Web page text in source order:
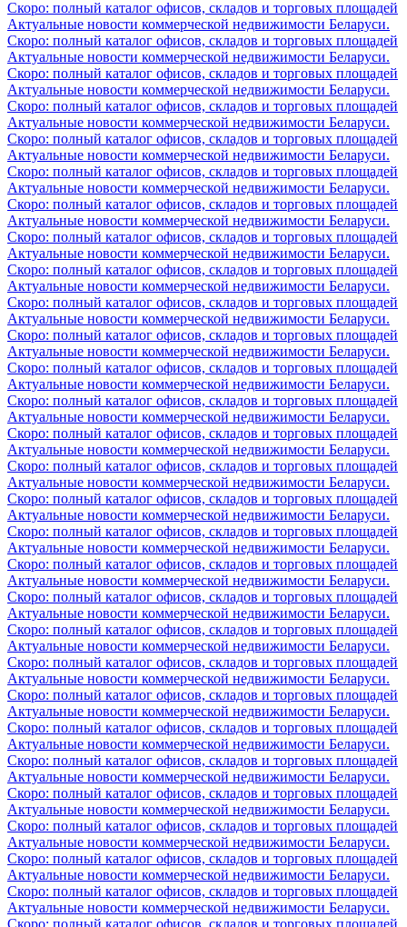
Скоро: полный каталог офисов, складов и торговых площадей
Актуальные новости коммерческой недвижимости Беларуси.
Скоро: полный каталог офисов, складов и торговых площадей
Актуальные новости коммерческой недвижимости Беларуси.
Скоро: полный каталог офисов, складов и торговых площадей
Актуальные новости коммерческой недвижимости Беларуси.
Скоро: полный каталог офисов, складов и торговых площадей
Актуальные новости коммерческой недвижимости Беларуси.
Скоро: полный каталог офисов, складов и торговых площадей
Актуальные новости коммерческой недвижимости Беларуси.
Скоро: полный каталог офисов, складов и торговых площадей
Актуальные новости коммерческой недвижимости Беларуси.
Скоро: полный каталог офисов, складов и торговых площадей
Актуальные новости коммерческой недвижимости Беларуси.
Скоро: полный каталог офисов, складов и торговых площадей
Актуальные новости коммерческой недвижимости Беларуси.
Скоро: полный каталог офисов, складов и торговых площадей
Актуальные новости коммерческой недвижимости Беларуси.
Скоро: полный каталог офисов, складов и торговых площадей
Актуальные новости коммерческой недвижимости Беларуси.
Скоро: полный каталог офисов, складов и торговых площадей
Актуальные новости коммерческой недвижимости Беларуси.
Скоро: полный каталог офисов, складов и торговых площадей
Актуальные новости коммерческой недвижимости Беларуси.
Скоро: полный каталог офисов, складов и торговых площадей
Актуальные новости коммерческой недвижимости Беларуси.
Скоро: полный каталог офисов, складов и торговых площадей
Актуальные новости коммерческой недвижимости Беларуси.
Скоро: полный каталог офисов, складов и торговых площадей
Актуальные новости коммерческой недвижимости Беларуси.
Скоро: полный каталог офисов, складов и торговых площадей
Актуальные новости коммерческой недвижимости Беларуси.
Скоро: полный каталог офисов, складов и торговых площадей
Актуальные новости коммерческой недвижимости Беларуси.
Скоро: полный каталог офисов, складов и торговых площадей
Актуальные новости коммерческой недвижимости Беларуси.
Скоро: полный каталог офисов, складов и торговых площадей
Актуальные новости коммерческой недвижимости Беларуси.
Скоро: полный каталог офисов, складов и торговых площадей
Актуальные новости коммерческой недвижимости Беларуси.
Скоро: полный каталог офисов, складов и торговых площадей
Актуальные новости коммерческой недвижимости Беларуси.
Скоро: полный каталог офисов, складов и торговых площадей
Актуальные новости коммерческой недвижимости Беларуси.
Скоро: полный каталог офисов, складов и торговых площадей
Актуальные новости коммерческой недвижимости Беларуси.
Скоро: полный каталог офисов, складов и торговых площадей
Актуальные новости коммерческой недвижимости Беларуси.
Скоро: полный каталог офисов, складов и торговых площадей
Актуальные новости коммерческой недвижимости Беларуси.
Скоро: полный каталог офисов, складов и торговых площадей
Актуальные новости коммерческой недвижимости Беларуси.
Скоро: полный каталог офисов, складов и торговых площадей
Актуальные новости коммерческой недвижимости Беларуси.
Скоро: полный каталог офисов, складов и торговых площадей
Актуальные новости коммерческой недвижимости Беларуси.
Скоро: полный каталог офисов, складов и торговых площадей